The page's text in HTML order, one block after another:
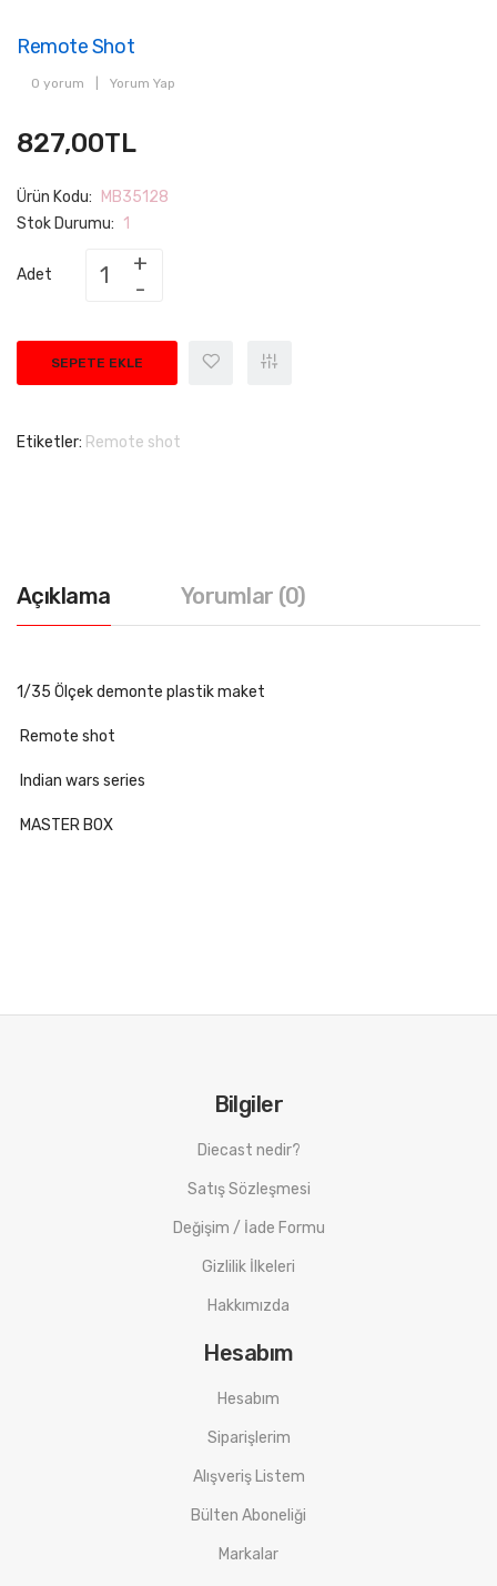
Remote Shot
0 yorum Yorum Yap
827,00TL
Ürün Kodu:
MB35128
Stok Durumu: 1
Adet
SEPETE EKLE
Etiketler: Remote shot
Açıklama Yorumlar (0)
1/35 Ölçek demonte plastik maket
Remote shot
Indian wars series
MASTER BOX
Bilgiler
Diecast nedir?
Satış Sözleşmesi
Değişim / İade Formu
Gizlilik İlkeleri
Hakkımızda
Hesabım
Hesabım
Siparişlerim
Alışveriş Listem
Bülten Aboneliği
Markalar